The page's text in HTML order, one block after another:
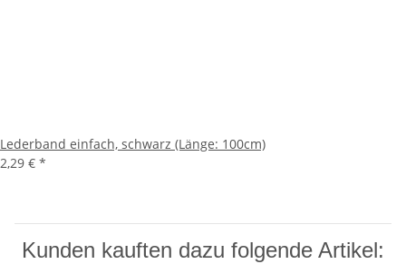
Lederband einfach, schwarz (Länge: 100cm)
2,29 € *
Kunden kauften dazu folgende Artikel: